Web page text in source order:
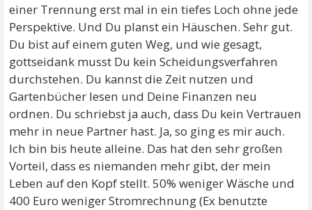
einer Trennung erst mal in ein tiefes Loch ohne jede
Perspektive. Und Du planst ein Häuschen. Sehr gut.
Du bist auf einem guten Weg, und wie gesagt,
gottseidank musst Du kein Scheidungsverfahren
durchstehen. Du kannst die Zeit nutzen und
Gartenbücher lesen und Deine Finanzen neu
ordnen. Du schriebst ja auch, dass Du kein Vertrauen
mehr in neue Partner hast. Ja, so ging es mir auch.
Ich bin bis heute alleine. Das hat den sehr großen
Vorteil, dass es niemanden mehr gibt, der mein
Leben auf den Kopf stellt. 50% weniger Wäsche und
400 Euro weniger Stromrechnung (Ex benutzte